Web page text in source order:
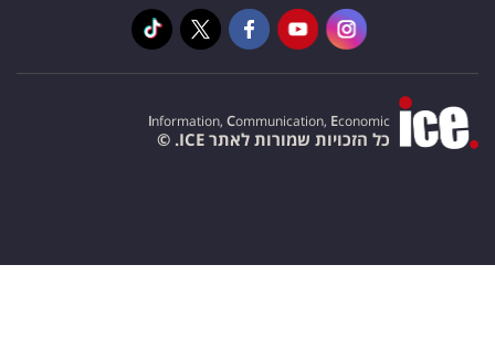
Information, Communication, Economic
כל הזכויות שמורות לאתר ICE. ©